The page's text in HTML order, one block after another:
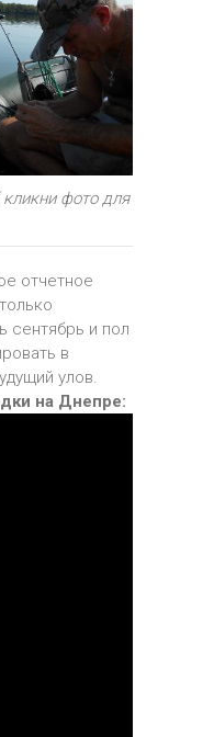
фото для
отчетное
сентябрь и пол
в
улов.
на Днепре: